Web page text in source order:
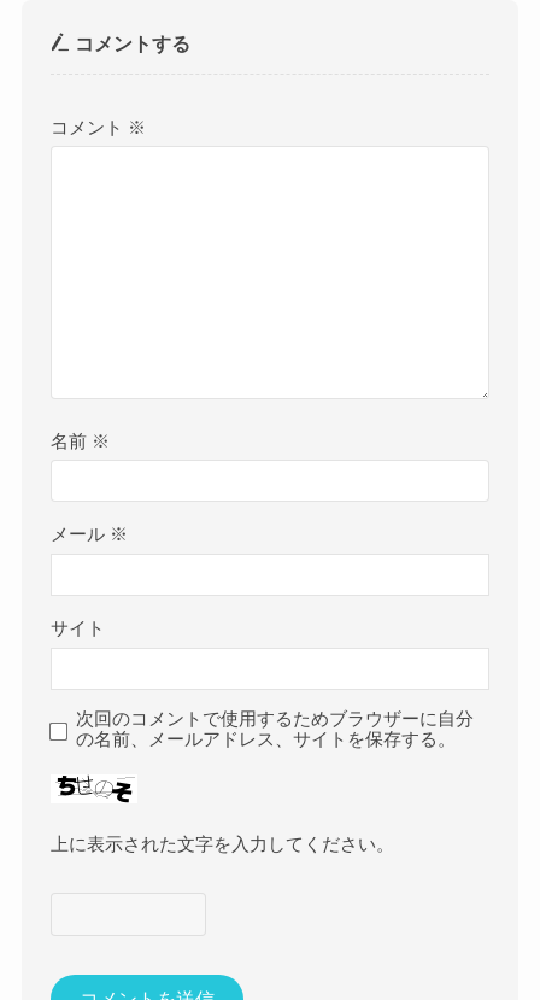
コメントする
コメント ※
名前 ※
メール ※
サイト
次回のコメントで使用するためブラウザーに自分
の名前、メールアドレス、サイトを保存する。
上に表示された文字を入力してください。